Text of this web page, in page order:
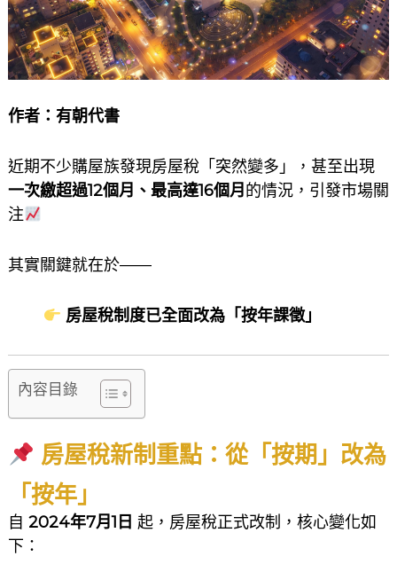
作者： 有朝代書
近期不少購屋族發現房屋稅「突然變多」，甚至出現
一次繳超過12個月、最高達16個月 的情況，引發市場關
注
其實關鍵就在於——
房屋稅制度已全面改為「按年課徵」
內容目錄
房屋稅新制重點：從「按期」改為
「按年」
自 2024年7月1日 起，房屋稅正式改制，核心變化如
下：